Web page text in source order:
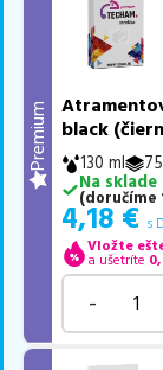
Premium
black
130 ml
Na sklade
(doručíme
4,18 € s
Vložte
a ušetríte
-